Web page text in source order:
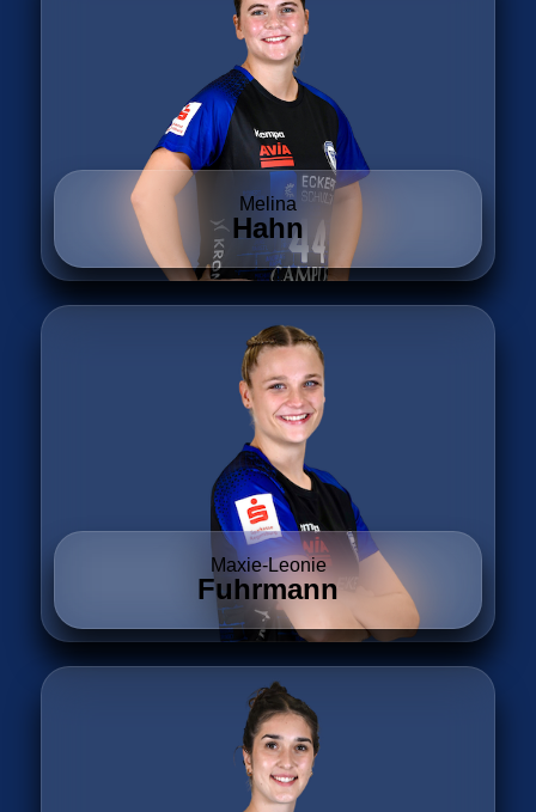
Melina
Hahn
Maxie-Leonie
Fuhrmann